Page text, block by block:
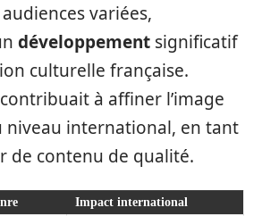
variées,
développement significatif
culturelle française.
à affiner l’image
niveau international, en tant
de contenu de qualité.
Impact international